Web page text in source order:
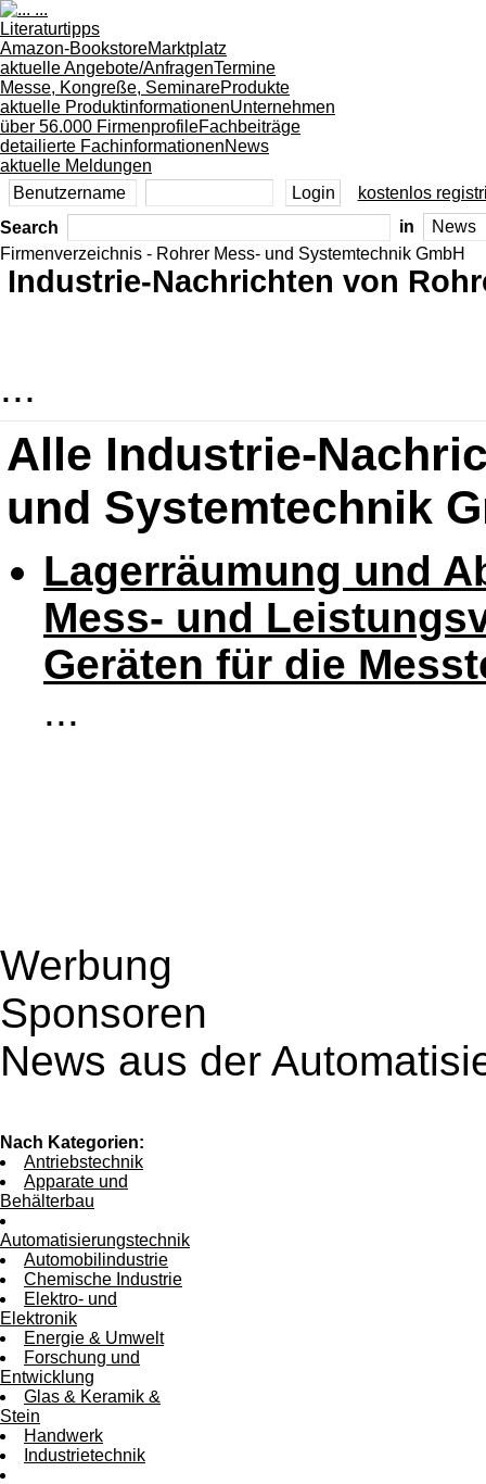
Literaturtipps
Amazon-BookstoreMarktplatz
aktuelle Angebote/AnfragenTermine
Messe, Kongreße, SeminareProdukte
aktuelle ProduktinformationenUnternehmen
über 56.000 FirmenprofileFachbeiträge
detailierte FachinformationenNews
aktuelle Meldungen
kostenlos
Search
in
Firmenverzeichnis - Rohrer Mess- und Systemtechnik GmbH
Industrie-Nachrichten von
...
Alle Industrie-
und Systemtechnik
Lagerräumung und
Mess- und
Geräten für die
...
Werbung
Sponsoren
News aus der
Nach Kategorien:
Antriebstechnik
Apparate und
Behälterbau
Automatisierungstechnik
Automobilindustrie
Chemische Industrie
Elektro- und
Elektronik
Energie & Umwelt
Forschung und
Entwicklung
Glas & Keramik &
Stein
Handwerk
Industrietechnik